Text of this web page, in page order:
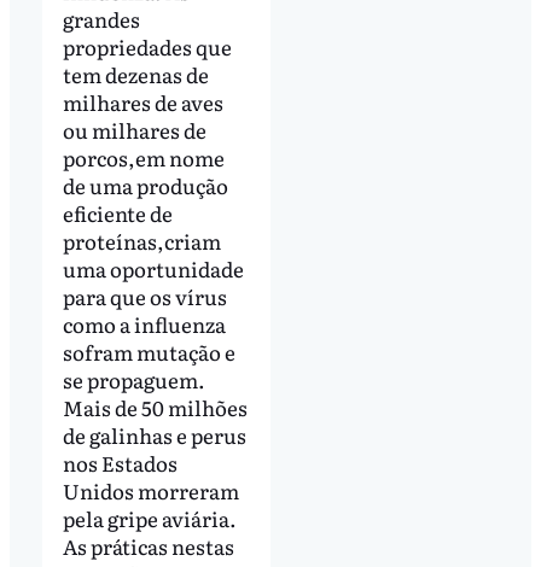
grandes
propriedades que
tem dezenas de
milhares de aves
ou milhares de
porcos,em nome
de uma produção
eficiente de
proteínas,criam
uma oportunidade
para que os vírus
como a influenza
sofram mutação e
se propaguem.
Mais de 50 milhões
de galinhas e perus
nos Estados
Unidos morreram
pela gripe aviária.
As práticas nestas